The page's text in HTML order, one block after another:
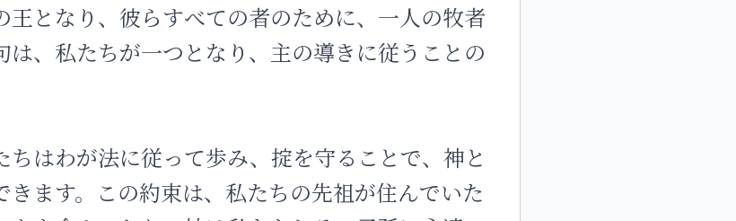
王となり、彼らすべての者のために、一人の牧者
は、私たちが一つとなり、主の導きに従うことの
はわが法に従って歩み、掟を守ることで、神と
きます。この約束は、私たちの先祖が住んでいた